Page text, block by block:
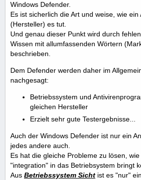
Windows Defender.
Es ist sicherlich die Art und weise, wie
(Hersteller) es tut.
Und genau dieser Punkt wird durch
Wissen mit allumfassenden Wörtern
beschrieben.
Dem Defender werden daher im
nachgesagt:
Betriebssystem und
gleichen Hersteller
Erzielt sehr gute Testergebnisse...
Auch der Windows Defender ist nur ein
jedes andere auch.
Es hat die gleiche Probleme zu lösen,
"integration" in das Betriebsystem bringt
Aus Betriebssystem Sicht ist es "nur"